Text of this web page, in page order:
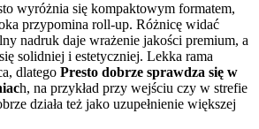
wyróżnia się kompaktowym formatem,
przypomina roll-up. Różnicę widać
nadruk daje wrażenie jakości premium, a
solidniej i estetyczniej. Lekka rama
dlatego Presto dobrze sprawdza się w
h, na przykład przy wejściu czy w strefie
działa też jako uzupełnienie większej